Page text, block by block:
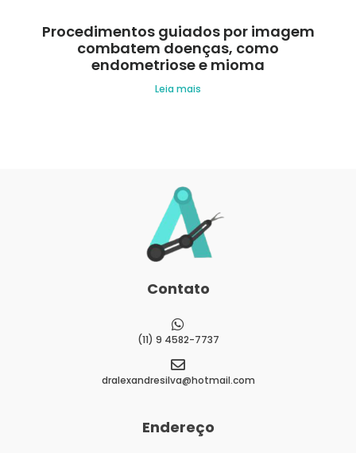
Procedimentos guiados por imagem
combatem doenças, como
endometriose e mioma
Leia mais
Contato
(11) 9 4582-7737
dralexandresilva@hotmail.com
Endereço